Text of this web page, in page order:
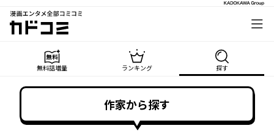
漫画エンタメ全部コミコミ
カドコミ
無料話増量 ランキング 探す
作家から探す